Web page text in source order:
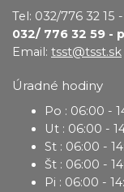
Tel: 032/776 32 15 -
032/ 776 32 59 -
Email: tsst@tsst.sk
Úradné hodiny
Po : 06:00 -
Ut : 06:00 -
St : 06:00 -
Št : 06:00 -
Pi : 06:00 -